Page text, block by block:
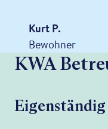
Kurt P.
Bewohner
KWA